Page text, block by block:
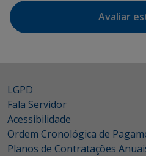
Avaliar
LGPD
Fala Servidor
Acessibilidade
Ordem Cronológica de
Planos de Contratações